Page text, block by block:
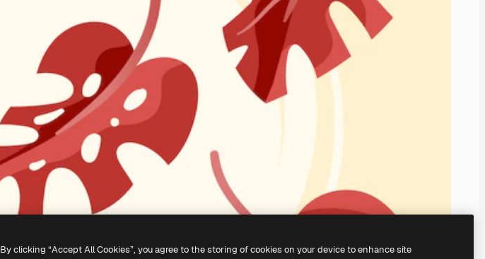
By clicking “Accept All Cookies”, you agree to the storing of cookies on your device to enhance site